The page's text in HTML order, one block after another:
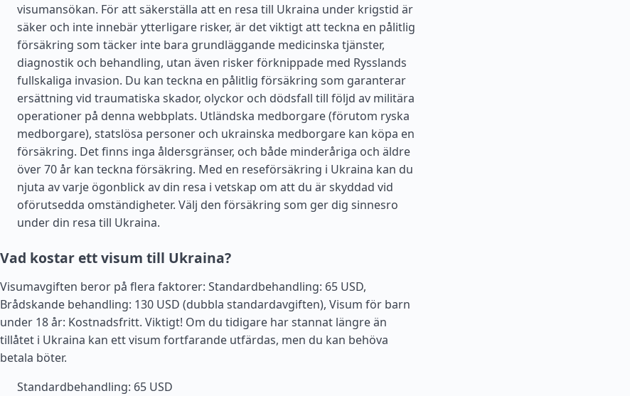
visumansökan. För att säkerställa att en resa till Ukraina under krigstid är
säker och inte innebär ytterligare risker, är det viktigt att teckna en pålitlig
försäkring som täcker inte bara grundläggande medicinska tjänster,
diagnostik och behandling, utan även risker förknippade med Rysslands
fullskaliga invasion. Du kan teckna en pålitlig försäkring som garanterar
ersättning vid traumatiska skador, olyckor och dödsfall till följd av militära
operationer på denna webbplats. Utländska medborgare (förutom ryska
medborgare), statslösa personer och ukrainska medborgare kan köpa en
försäkring. Det finns inga åldersgränser, och både minderåriga och äldre
över 70 år kan teckna försäkring. Med en reseförsäkring i Ukraina kan du
njuta av varje ögonblick av din resa i vetskap om att du är skyddad vid
oförutsedda omständigheter. Välj den försäkring som ger dig sinnesro
under din resa till Ukraina.
Vad kostar ett visum till Ukraina?
Visumavgiften beror på flera faktorer: Standardbehandling: 65 USD,
Brådskande behandling: 130 USD (dubbla standardavgiften), Visum för barn
under 18 år: Kostnadsfritt. Viktigt! Om du tidigare har stannat längre än
tillåtet i Ukraina kan ett visum fortfarande utfärdas, men du kan behöva
betala böter.
Standardbehandling: 65 USD